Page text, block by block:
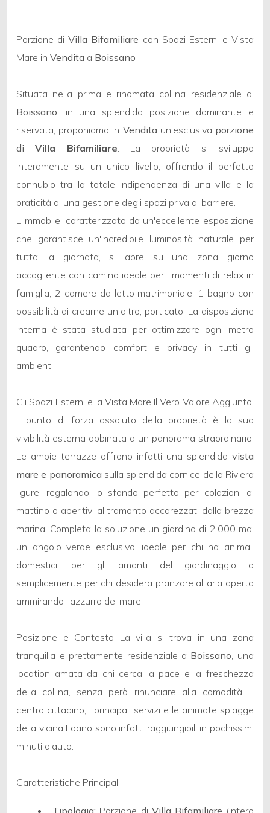
Porzione diVilla Bifamiliare con Spazi Esterni e Vista
Mare inVendita a Boissano
Situata nella prima e rinomata collina residenziale di
Boissano, in una splendida posizione dominante e
riservata, proponiamo in Vendita un'esclusiva porzione
diVilla Bifamiliare. La proprietà si sviluppa
interamente su un unico livello, offrendo il perfetto
connubio tra la totale indipendenza di una villa e la
praticità di una gestione degli spazi priva di barriere.
L'immobile, caratterizzato da un'eccellente esposizione
che garantisce un'incredibile luminosità naturale per
tutta la giornata, si apre su una zona giorno
accogliente con camino ideale per i momenti di relax in
famiglia, 2 camere da letto matrimoniale, 1 bagno con
possibilità di crearne un altro, porticato. La disposizione
interna è stata studiata per ottimizzare ogni metro
quadro, garantendo comfort e privacy in tutti gli
ambienti.
Gli Spazi Esterni e la Vista Mare Il Vero Valore Aggiunto:
Il punto di forza assoluto della proprietà è la sua
vivibilità esterna abbinata a un panorama straordinario.
Le ampie terrazze offrono infatti una splendida vista
mare e panoramica sulla splendida cornice della Riviera
ligure, regalando lo sfondo perfetto per colazioni al
mattino o aperitivi al tramonto accarezzati dalla brezza
marina. Completa la soluzione un giardino di 2.000 mq:
un angolo verde esclusivo, ideale per chi ha animali
domestici, per gli amanti del giardinaggio o
semplicemente per chi desidera pranzare all'aria aperta
ammirando l'azzurro del mare.
Posizione e Contesto La villa si trova in una zona
tranquilla e prettamente residenziale a Boissano, una
location amata da chi cerca la pace e la freschezza
della collina, senza però rinunciare alla comodità. Il
centro cittadino, i principali servizi e le animate spiagge
della vicina Loano sono infatti raggiungibili in pochissimi
minuti d'auto.
Caratteristiche Principali:
minimi
Qualsiasi
1
2
3
4
5
5+
minimi
Qualsiasi
1
2
Camere
minime
Qualsiasi